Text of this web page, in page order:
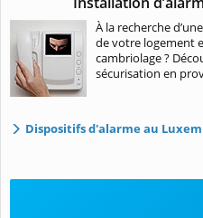
À la recherche
de votre logement
cambriolage ?
sécurisation en
Dispositifs d'alarme au